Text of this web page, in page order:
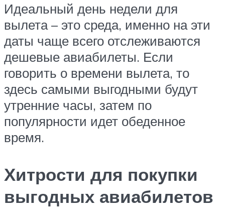
Идеальный день недели для
вылета – это среда, именно на эти
даты чаще всего отслеживаются
дешевые авиабилеты. Если
говорить о времени вылета, то
здесь самыми выгодными будут
утренние часы, затем по
популярности идет обеденное
время.
Хитрости для покупки
выгодных авиабилетов